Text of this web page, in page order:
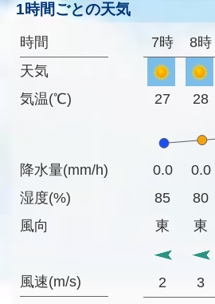
1時間ごとの天気
時間
天気
気温(℃)
降水量(mm/h)
湿度(%)
風向
風速(m/s)
7時 8時
27 28
0.0 0.0
85
80
東
東
2 3